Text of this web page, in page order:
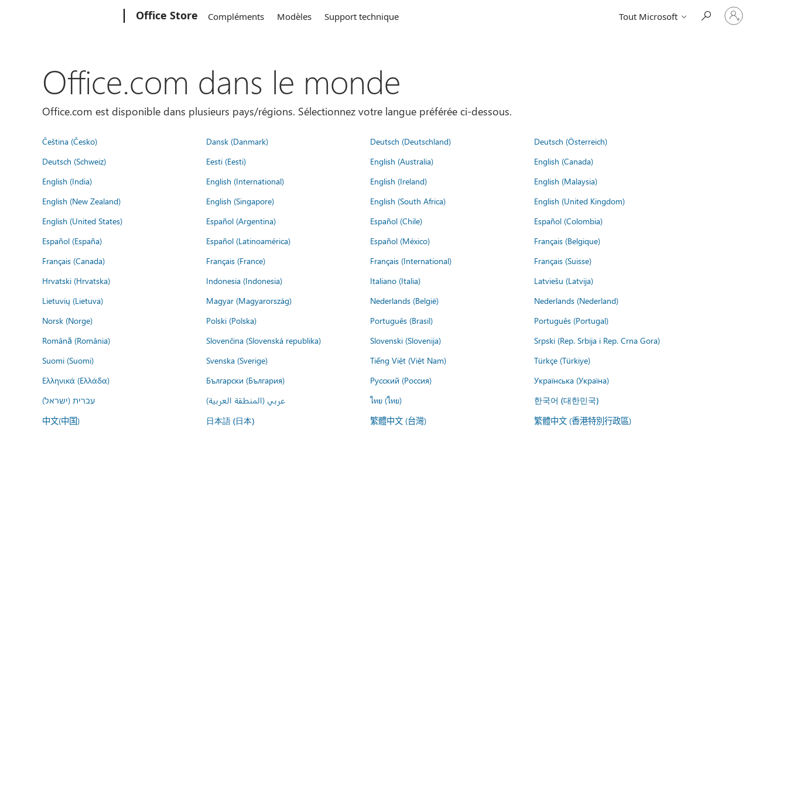
Office Store Compléments Modèles Support technique Tout Microsoft
Connectez-
vous
Office.com dans le monde
Office.com est disponible dans plusieurs pays/régions. Sélectionnez votre langue préférée ci-dessous.
Čeština (Česko) Dansk (Danmark) Deutsch (Deutschland)
Deutsch (Österreich)
Deutsch (Schweiz)
Eesti (Eesti) English (Australia)
English (Canada)
English (India)
English (International) English (Ireland)
English (Malaysia)
English (New Zealand)
English (Singapore) English (South Africa)
English (United Kingdom)
English (United States)
Español (Argentina) Español (Chile)
Español (Colombia)
Español (España)
Español (Latinoamérica) Español (México)
Français (Belgique)
Français (Canada)
Français (France) Français (International)
Français (Suisse)
Hrvatski (Hrvatska)
Indonesia (Indonesia) Italiano (Italia)
Latviešu (Latvija)
Lietuvių (Lietuva)
Magyar (Magyarország) Nederlands (België)
Nederlands (Nederland)
Norsk (Norge)
Polski (Polska) Português (Brasil)
Português (Portugal)
Română (România)
Slovenčina (Slovenská republika) Slovenski (Slovenija)
Srpski (Rep. Srbija i Rep. Crna Gora)
Suomi (Suomi)
Svenska (Sverige) Tiếng Việt (Việt Nam)
Türkçe (Türkiye)
Ελληνικά (Ελλάδα)
Български (България) Русский (Россия)
Українська (Україна)
עברית (ישראל)
عربي (المنطقة العربية) ไทย (ไทย) 한국어 (대한민국)
中文(中国) 日本語 (日本) 繁體中文 (台灣) 繁體中文 (香港特別行政區)